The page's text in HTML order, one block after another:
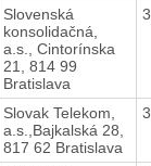
Slovenská
konsolidačná,
a.s., Cintorínska
21, 814 99
Bratislava
Slovak Telekom,
a.s.,Bajkalská 28,
817 62 Bratislava